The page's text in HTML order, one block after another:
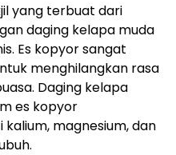
yang terbuat dari
daging kelapa muda
Es kopyor sangat
menghilangkan rasa
Daging kelapa
es kopyor
magnesium, dan